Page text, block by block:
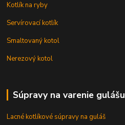
Kotlík na ryby
Servírovací kotlík
Smaltovaný kotol
Nerezový kotol
Súpravy na varenie gulášu
Lacné kotlíkové súpravy na guláš